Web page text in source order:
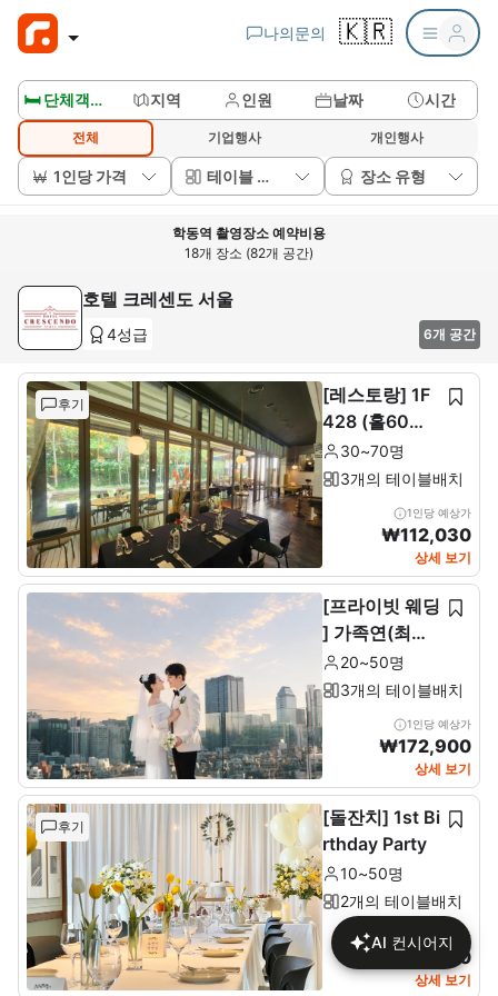
나의문의 🇰🇷
🛏️ 단체객실보기 지역 인원 날짜 시간
전체 기업행사 개인행사
1인당 가격 테이블 배치 장소 유형
학동역 촬영장소 예약비용
18개 장소 (82개 공간)
호텔 크레센도 서울
4성급 6개 공간
후기
[레스토랑] 1F
428 (홀60석+
룸10석)
30~70명
3개의 테이블배치
1인당 예상가
₩112,030
상세 보기
[프라이빗 웨딩
] 가족연(최소2
0~최대 50인)
20~50명
3개의 테이블배치
1인당 예상가
₩172,900
상세 보기
후기
[돌잔치] 1st Bi
rthday Party
10~50명
2개의 테이블배치
1인당 예상가
₩137,680
상세 보기
AI 컨시어지